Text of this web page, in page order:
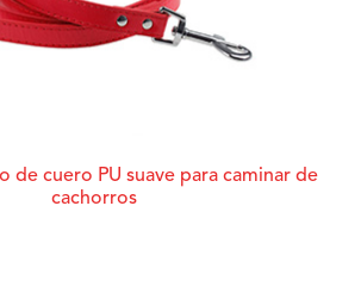
de cuero PU suave para caminar de
cachorros